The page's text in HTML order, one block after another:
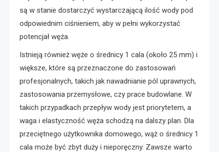
są w stanie dostarczyć wystarczającą ilość wody pod
odpowiednim ciśnieniem, aby w pełni wykorzystać
potencjał węża.
Istnieją również węże o średnicy 1 cala (około 25 mm) i
większe, które są przeznaczone do zastosowań
profesjonalnych, takich jak nawadnianie pól uprawnych,
zastosowania przemysłowe, czy prace budowlane. W
takich przypadkach przepływ wody jest priorytetem, a
waga i elastyczność węża schodzą na dalszy plan. Dla
przeciętnego użytkownika domowego, wąż o średnicy 1
cala może być zbyt duży i nieporęczny. Zawsze warto